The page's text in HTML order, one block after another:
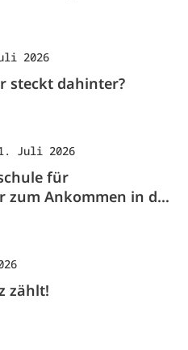
2026
steckt dahinter?
Juli 2026
für
zum Ankommen in der
zählt!